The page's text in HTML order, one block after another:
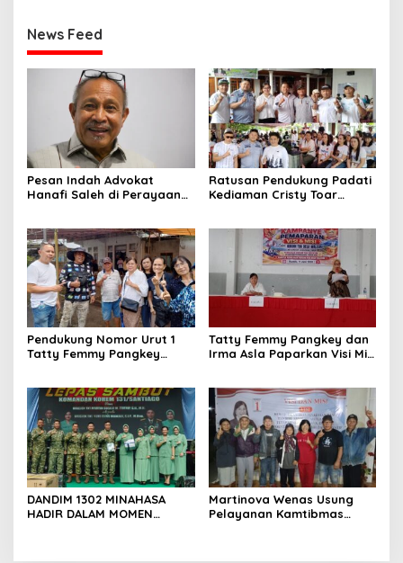
News Feed
Pesan Indah Advokat
Hanafi Saleh di Perayaan
Ratusan Pendukung Padati
Kediaman Cristy Toar
Calon Hukum Tua
Walantakan
Pendukung Nomor Urut 1
Tatty Femmy Pangkey
Misi di Desa Waleure
Tatty Femmy Pangkey dan
Irma Asla Paparkan Visi Misi
Waleure
DANDIM 1302 MINAHASA
HADIR DALAM MOMEN
Martinova Wenas Usung
Pelayanan Kamtibmas